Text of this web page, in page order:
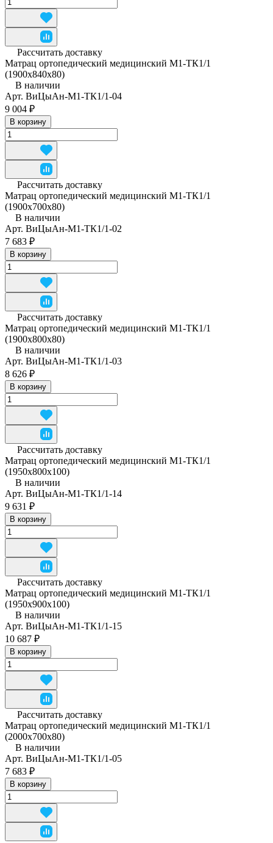
Рассчитать доставку
Матрац ортопедический медицинский М1-ТК1/1
(1900x840x80)
В наличии
Арт. ВиЦыАн-М1-ТК1/1-04
9 004 ₽
В корзину
Рассчитать доставку
Матрац ортопедический медицинский М1-ТК1/1
(1900х700х80)
В наличии
Арт. ВиЦыАн-М1-ТК1/1-02
7 683 ₽
В корзину
Рассчитать доставку
Матрац ортопедический медицинский М1-ТК1/1
(1900х800х80)
В наличии
Арт. ВиЦыАн-М1-ТК1/1-03
8 626 ₽
В корзину
Рассчитать доставку
Матрац ортопедический медицинский М1-ТК1/1
(1950x800x100)
В наличии
Арт. ВиЦыАн-М1-ТК1/1-14
9 631 ₽
В корзину
Рассчитать доставку
Матрац ортопедический медицинский М1-ТК1/1
(1950x900x100)
В наличии
Арт. ВиЦыАн-М1-ТК1/1-15
10 687 ₽
В корзину
Рассчитать доставку
Матрац ортопедический медицинский М1-ТК1/1
(2000x700x80)
В наличии
Арт. ВиЦыАн-М1-ТК1/1-05
7 683 ₽
В корзину